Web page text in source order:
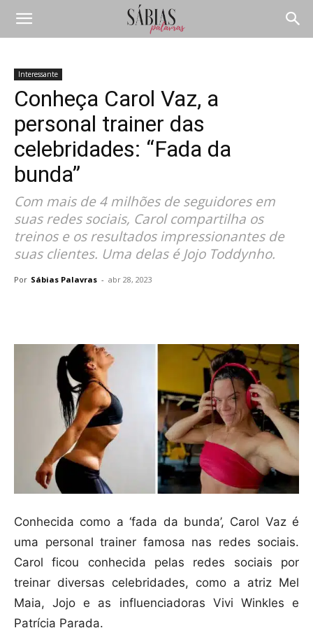
Interessante
Conheça Carol Vaz, a
personal trainer das
celebridades: “Fada da
bunda”
Com mais de 4 milhões de seguidores em
suas redes sociais, Carol compartilha os
treinos e os resultados impressionantes de
suas clientes. Uma delas é Jojo Toddynho.
Por Sábias Palavras - abr 28, 2023
Conhecida como a ‘fada da bunda’, Carol Vaz é
uma personal trainer famosa nas redes sociais.
Carol ficou conhecida pelas redes sociais por
treinar diversas celebridades, como a atriz Mel
Maia, Jojo e as influenciadoras Vivi Winkles e
Patrícia Parada.